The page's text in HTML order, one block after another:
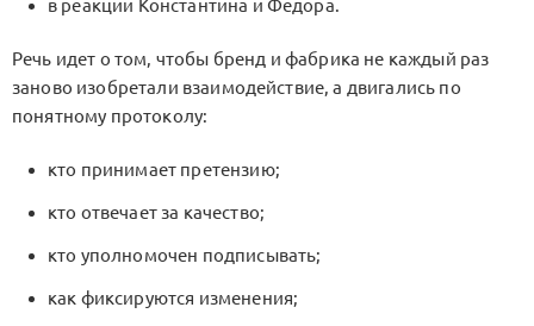
в реакции Константина и Федора.
Речь идет о том, чтобы бренд и фабрика не каждый раз
заново изобретали взаимодействие, а двигались по
понятному протоколу:
кто принимает претензию;
кто отвечает за качество;
кто уполномочен подписывать;
как фиксируются изменения;